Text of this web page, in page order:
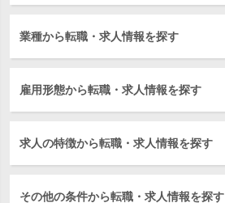
業種から転職・求人情報を探す
雇用形態から転職・求人情報を探す
求人の特徴から転職・求人情報を探す
その他の条件から転職・求人情報を探す